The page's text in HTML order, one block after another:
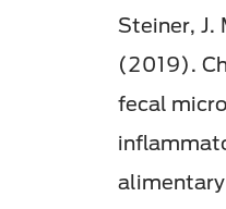
Steiner, J.
(2019).
fecal